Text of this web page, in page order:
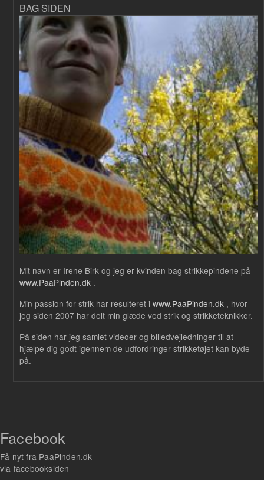
BAG SIDEN
Mit navn er Irene Birk og jeg er kvinden bag strikkepindene på
www.PaaPinden.dk .
Min passion for strik har resulteret i www.PaaPinden.dk , hvor
jeg siden 2007 har delt min glæde ved strik og strikketeknikker.
På siden har jeg samlet videoer og billedvejledninger til at
hjælpe dig godt igennem de udfordringer strikketøjet kan byde
på.
Facebook
Få nyt fra PaaPinden.dk
via facebooksiden